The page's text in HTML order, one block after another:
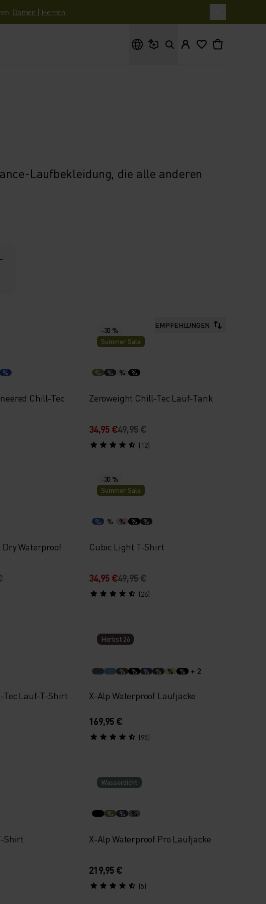
Damen | Herren
Laufbekleidung, die alle anderen
EMPFEHLUNGEN
%
Chill-Tec
-30 %
Summer Sale
% % % %
Zeroweight Chill-Tec Lauf-Tank
34,95 €49,95 €
(12)
Waterproof
-30 %
Summer Sale
% % % % %
Cubic Light T-Shirt
34,95 €49,95 €
(26)
Lauf-T-Shirt
Herbst 26
% % % % % % + 2
X-Alp Waterproof Laufjacke
169,95 €
(95)
Shirt
Wasserdicht
% % %
X-Alp Waterproof Pro Laufjacke
219,95 €
(5)